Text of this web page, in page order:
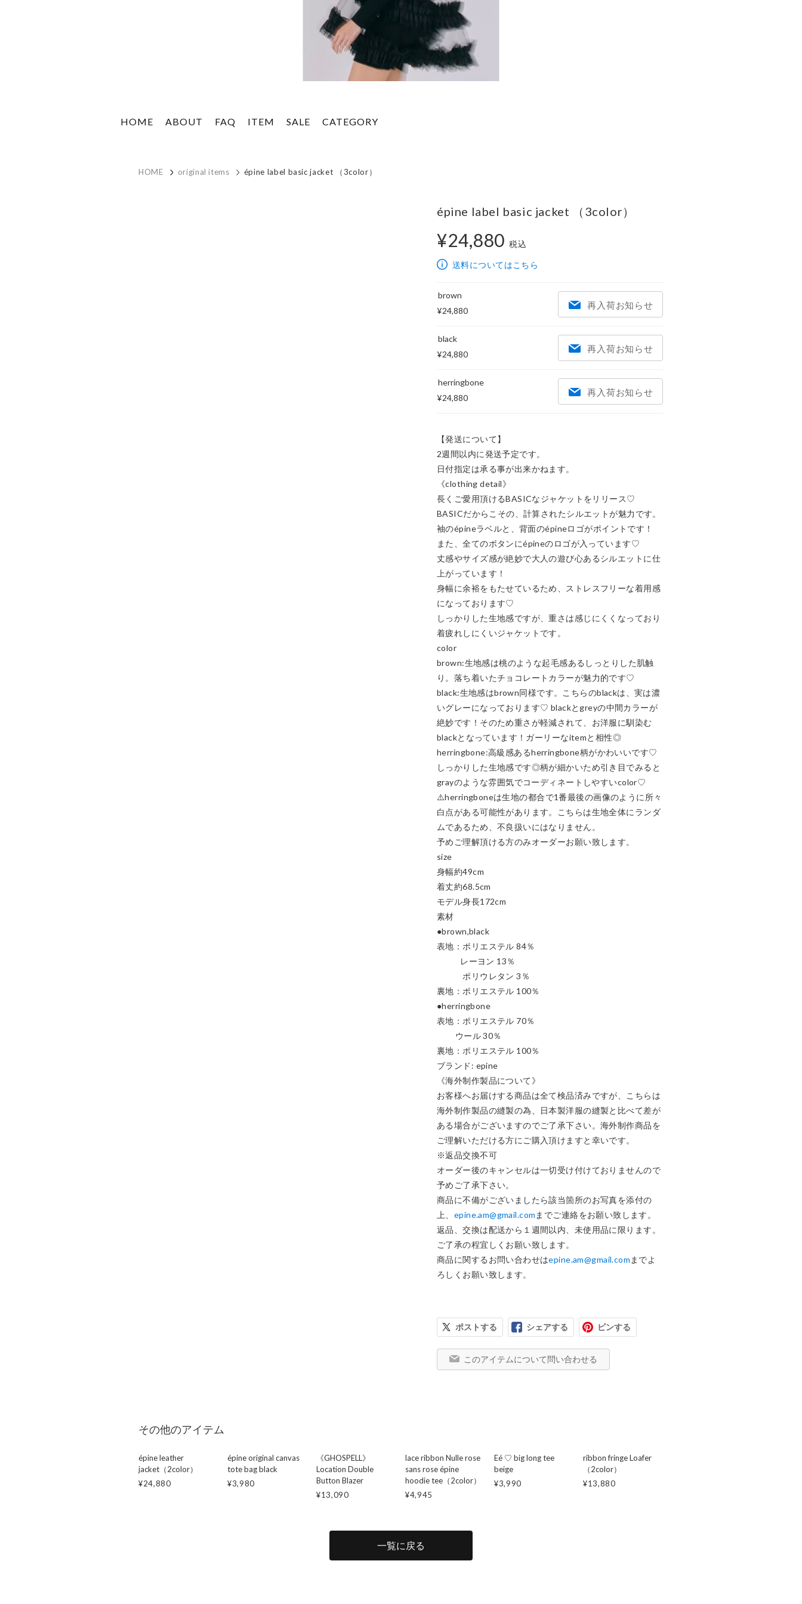
HOME ABOUT FAQ ITEM SALE CATEGORY
HOME original items épine label basic jacket （3color）
épine label basic jacket （3color）
¥24,880税込
24,880円送料についてはこちら
brown
¥24,880
再入荷お知らせ
black
¥24,880
再入荷お知らせ
herringbone
¥24,880
再入荷お知らせ
【発送について】
2週間以内に発送予定です。
日付指定は承る事が出来かねます。
《clothing detail》
長くご愛用頂けるBASICなジャケットをリリース♡
BASICだからこその、計算されたシルエットが魅力です。
袖のépineラベルと、背面のépineロゴがポイントです！
また、全てのボタンにépineのロゴが入っています♡
丈感やサイズ感が絶妙で大人の遊び心あるシルエットに仕
上がっています！
身幅に余裕をもたせているため、ストレスフリーな着用感
になっております♡
しっかりした生地感ですが、重さは感じにくくなっており
着疲れしにくいジャケットです。
color
brown:生地感は桃のような起毛感あるしっとりした肌触
り。落ち着いたチョコレートカラーが魅力的です♡
black:生地感はbrown同様です。こちらのblackは、実は濃
いグレーになっております♡ blackとgreyの中間カラーが
絶妙です！そのため重さが軽減されて、お洋服に馴染む
blackとなっています！ガーリーなitemと相性◎
herringbone:高級感あるherringbone柄がかわいいです♡
しっかりした生地感です◎柄が細かいため引き目でみると
grayのような雰囲気でコーディネートしやすいcolor♡
⚠️herringboneは生地の都合で1番最後の画像のように所々
白点がある可能性があります。こちらは生地全体にランダ
ムであるため、不良扱いにはなりません。
予めご理解頂ける方のみオーダーお願い致します。
size
身幅約49cm
着丈約68.5cm
モデル身長172cm
素材
●brown,black
表地：ポリエステル 84％
ポリウレタン 3％
裏地：ポリエステル 100％
●herringbone
表地：ポリエステル 70％
裏地：ポリエステル 100％
ブランド: epine
《海外制作製品について》
お客様へお届けする商品は全て検品済みですが、こちらは
海外制作製品の縫製の為、日本製洋服の縫製と比べて差が
ある場合がございますのでご了承下さい。海外制作商品を
ご理解いただける方にご購入頂けますと幸いです。
※返品交換不可
オーダー後のキャンセルは一切受け付けておりませんので
予めご了承下さい。
商品に不備がございましたら該当箇所のお写真を添付の
上、 epine.am@gmail.com までご連絡をお願い致します。
返品、交換は配送から１週間以内、未使用品に限ります。
ご了承の程宜しくお願い致します。
商品に関するお問い合わせはepine.am@gmail.com までよ
ろしくお願い致します。
ポストする シェアする ピンする
このアイテムについて問い合わせる
その他のアイテム
épine leather
jacket（2color）
¥24,880
épine original canvas
tote bag black
¥3,980
《GHOSPELL》
Location Double
Button Blazer
¥13,090
lace ribbon Nulle rose
sans rose épine
hoodie tee（2color）
¥4,945
Eé ♡ big long tee
beige
¥3,990
ribbon fringe Loafer
（2color）
¥13,880
一覧に戻る